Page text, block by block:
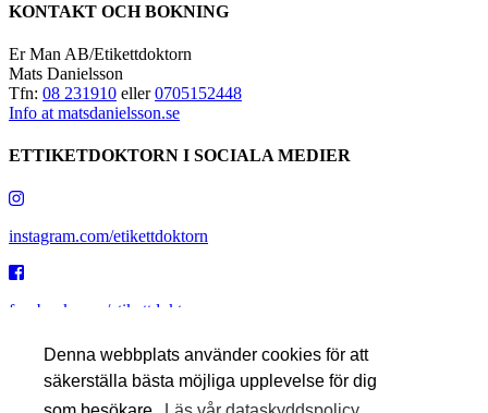
Denna webbplats använder cookies för att
säkerställa bästa möjliga upplevelse för dig
KONTAKT OCH BOKNING
Er Man AB/Etikettdoktorn
Mats Danielsson
Tfn: 08 231910 eller0705152448
Info at matsdanielsson.se
ETTIKETDOKTORN I SOCIALA MEDIER
instagram.com/etikettdoktorn
facebook.com/etikettdoktorn
youtube.com/etikettdoktorn